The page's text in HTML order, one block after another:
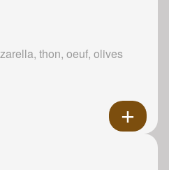
thon, oeuf, olives